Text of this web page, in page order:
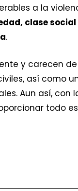
a la
clase
.
y carecen
así como
Aun así, con
todo